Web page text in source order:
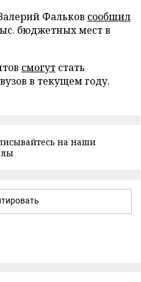
Фальков сообщил
бюджетных мест в
смогут стать
в текущем году.
на наши